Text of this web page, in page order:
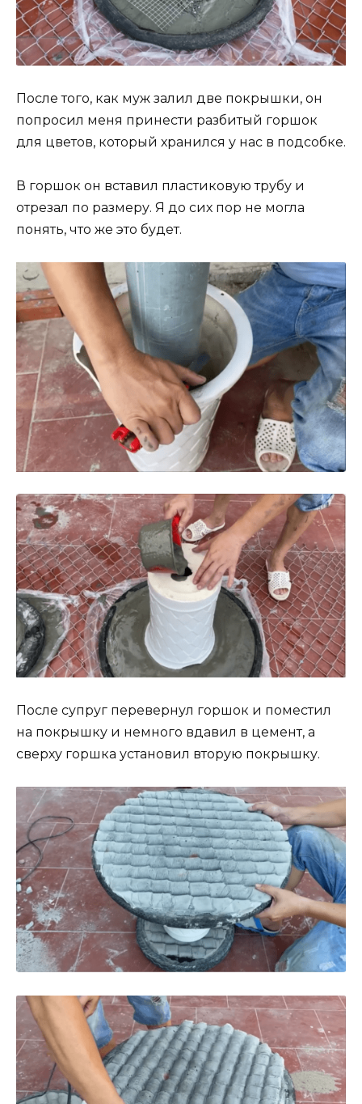
После того, как муж залил две покрышки, он
попросил меня принести разбитый горшок
для цветов, который хранился у нас в подсобке.
В горшок он вставил пластиковую трубу и
отрезал по размеру. Я до сих пор не могла
понять, что же это будет.
После супруг перевернул горшок и поместил
на покрышку и немного вдавил в цемент, а
сверху горшка установил вторую покрышку.